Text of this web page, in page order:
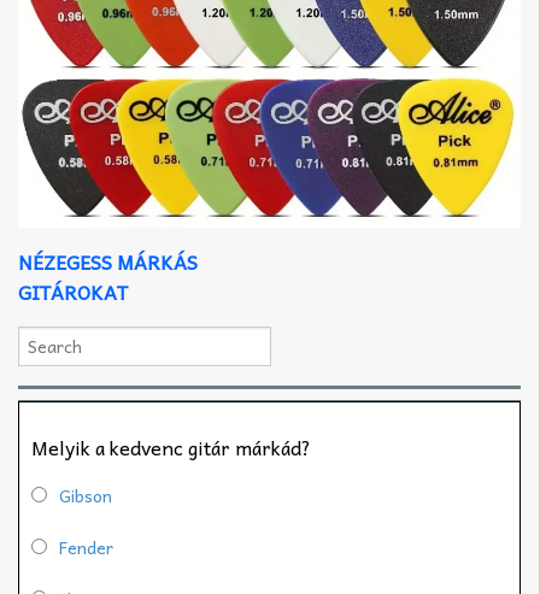
NÉZEGESS MÁRKÁS
GITÁROKAT
Melyik a kedvenc gitár márkád?
Gibson
Fender